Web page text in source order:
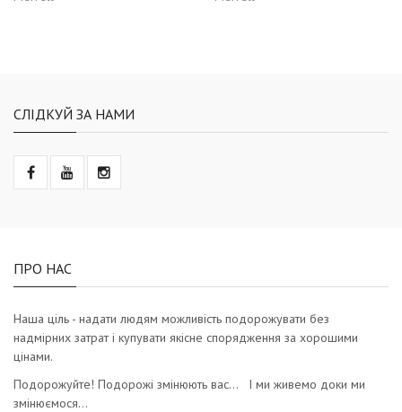
СЛІДКУЙ ЗА НАМИ
ПРО НАС
Наша ціль - надати людям можливість подорожувати без
надмірних затрат і купувати якісне спорядження за хорошими
цінами.
Подорожуйте! Подорожі змінюють вас… І ми живемо доки ми
змінюємося…